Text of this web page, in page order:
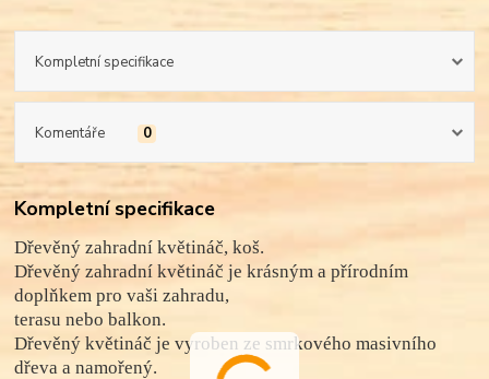
Kompletní specifikace
Komentáře 0
Kompletní specifikace
Dřevěný zahradní květináč, koš.
Dřevěný zahradní květináč je krásným a přírodním
doplňkem pro vaši zahradu,
terasu nebo balkon.
Dřevěný květináč je vyroben ze smrkového masivního
dřeva a namořený.